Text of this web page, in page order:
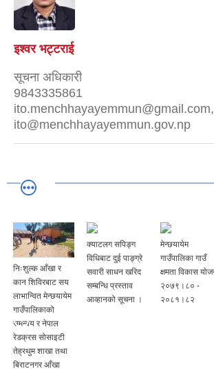
इश्वर भट्टराई
सूचना अधिकारी
9843335861
ito.menchhayayemmun@gmail.com,
ito@menchhayayemmun.gov.np
क्याटलग सपिङ्ग
विधिबाट दुई पाङ्ग्रे
सवारी साधन खरिद
सम्बन्धि प्रस्ताव
आव्हानको सूचना ।
मेन्छयायेम
गाउँपालिका गाउँ
क्षमता विकास योजना
२०७९।८० -
२०८१।८२
नतिजा प्रकाशन
सम्बन्धमा ।